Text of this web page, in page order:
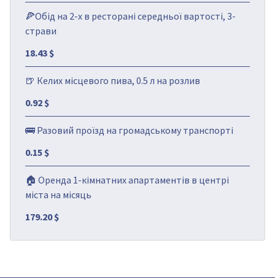
🍕Обід на 2-х в ресторані середньої вартості, 3-
страви
18.43 $
🍺 Келих місцевого пива, 0.5 л на розлив
0.92 $
🚌 Разовий проїзд на громадському транспорті
0.15 $
🏠 Оренда 1-кімнатних апартаментів в центрі
міста на місяць
179.20 $